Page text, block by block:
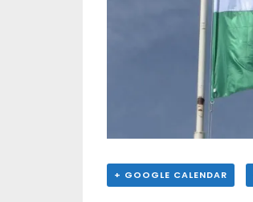
+ GOOGLE CALENDAR